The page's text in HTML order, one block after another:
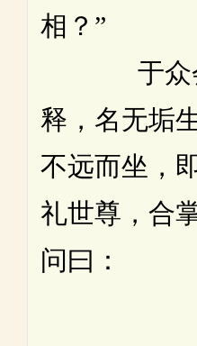
相？”
于众会
释，名无垢
不远而坐，
礼世尊，合
问曰：